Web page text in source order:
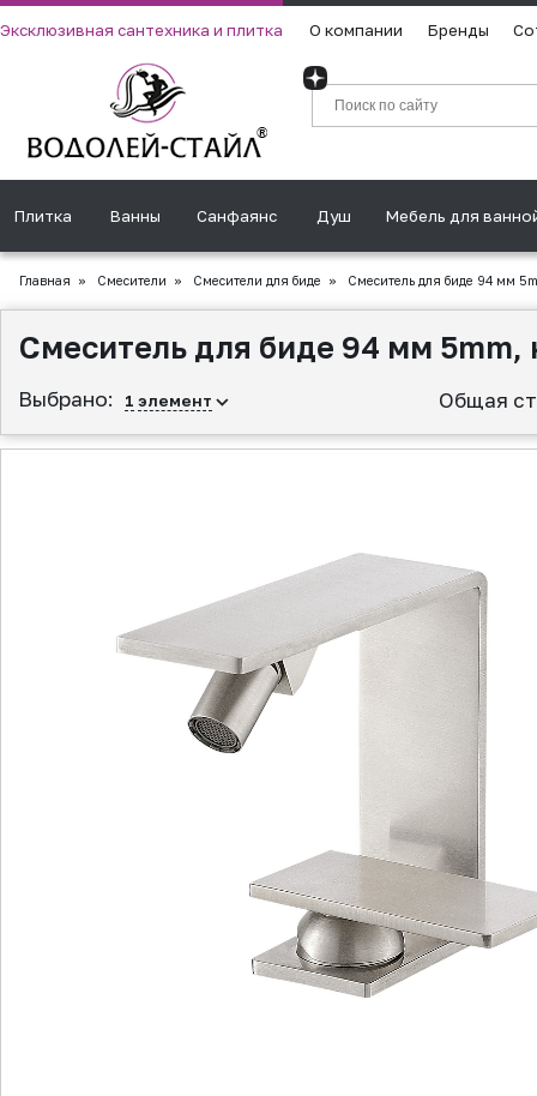
Эксклюзивная сантехника и плитка О компании Бренды
Плитка Ванны Санфаянс Душ Мебель для
Главная » Смесители » Смесители для биде » Смеситель для биде 94 мм
Смеситель для биде 94 мм
Выбрано: 1 элемент Общая